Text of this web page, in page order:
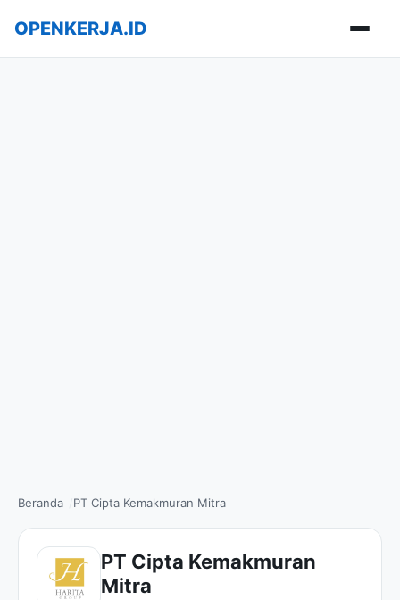
OPENKERJA.ID
Beranda PT Cipta Kemakmuran Mitra
PT Cipta Kemakmuran
Mitra